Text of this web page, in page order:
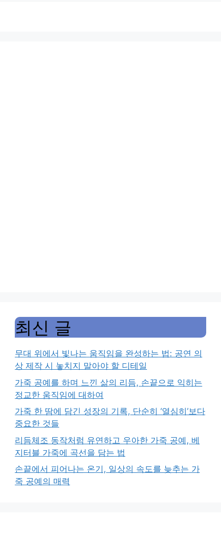
최신 글
무대 위에서 빛나는 움직임을 완성하는 법: 공연 의
상 제작 시 놓치지 말아야 할 디테일
가죽 공예를 하며 느낀 삶의 리듬, 손끝으로 익히는
정교한 움직임에 대하여
가죽 한 땀에 담긴 성장의 기록, 단순히 ‘열심히’보다
중요한 것들
리듬체조 동작처럼 유연하고 우아한 가죽 공예, 베
지터블 가죽에 곡선을 담는 법
손끝에서 피어나는 온기, 일상의 속도를 늦추는 가
죽 공예의 매력